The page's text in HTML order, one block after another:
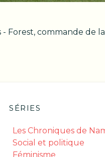
- Forest, commande de
SÉRIES
Les Chroniques de
Social et politique
Féminisme